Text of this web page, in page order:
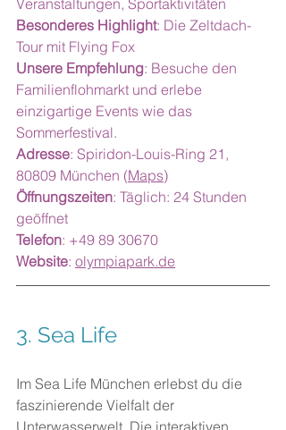
Veranstaltungen, Sportaktivitäten
Besonderes Highlight: Die Zeltdach-
Tour mit Flying Fox
Unsere Empfehlung: Besuche den
Familienflohmarkt und erlebe
einzigartige Events wie das
Sommerfestival.
Adresse: Spiridon-Louis-Ring 21,
80809 München (Maps)
Öffnungszeiten: Täglich: 24 Stunden
geöffnet
Telefon: +49 89 30670
Website: olympiapark.de
3. Sea Life
Im Sea Life München erlebst du die
faszinierende Vielfalt der
Unterwasserwelt. Die interaktiven